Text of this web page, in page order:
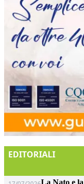
EDITORIALI